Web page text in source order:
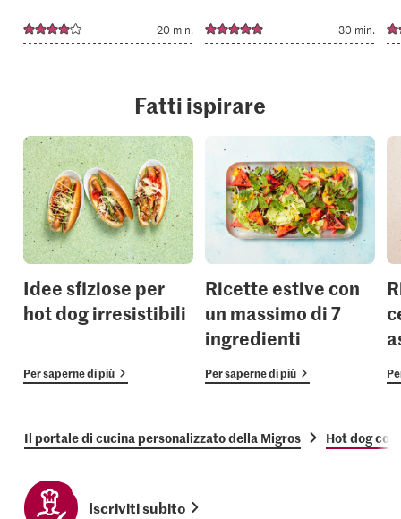
20 min. 30 min.
Fatti ispirare
Idee sfiziose per
hot dog irresistibili
Per saperne di più
Ricette estive con
un massimo di 7
ingredienti
Per saperne di più
Il portale di cucina personalizzato della Migros Hot dog
Iscriviti subito